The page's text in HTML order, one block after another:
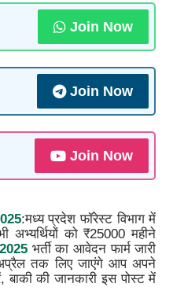
Join Now
Join Now
Join Now
:मध्य प्रदेश फॉरेस्ट विभाग में
अभ्यर्थियों को ₹25000 महीने
भर्ती का आवेदन फार्म जारी
तक लिए जाएंगे आप अपने
की जानकारी इस पोस्ट में